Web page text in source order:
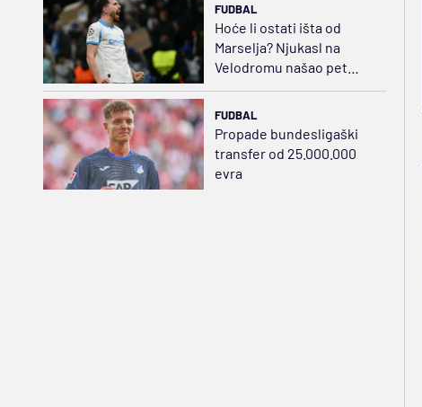
FUDBAL
Hoće li ostati išta od
Marselja? Njukasl na
Velodromu našao pet
FUDBAL
Propade bundesligaški
transfer od 25.000.000
evra